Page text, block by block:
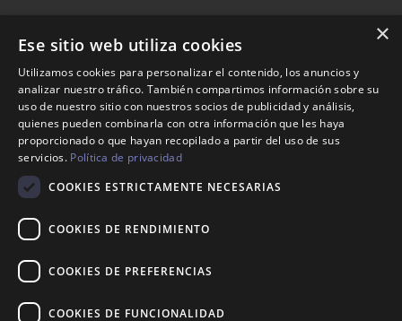
Nosotros
Tienda
Contacto
Política de devoluciones
×
Ese sitio web utiliza cookies
Utilizamos cookies para personalizar el contenido, los anuncios y
analizar nuestro tráfico. También compartimos información sobre su
uso de nuestro sitio con nuestros socios de publicidad y análisis,
quienes pueden combinarla con otra información que les haya
proporcionado o que hayan recopilado a partir del uso de sus
servicios. Política de privacidad
COOKIES ESTRICTAMENTE NECESARIAS
COOKIES DE RENDIMIENTO
COOKIES DE PREFERENCIAS
COOKIES DE FUNCIONALIDAD